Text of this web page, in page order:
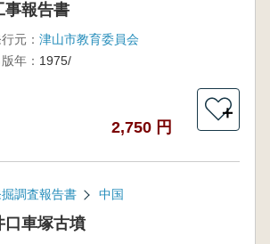
事報告書
元： 津山市教育委員会
年： 1975/
2,750 円
＋
調査報告書 中国
口車塚古墳